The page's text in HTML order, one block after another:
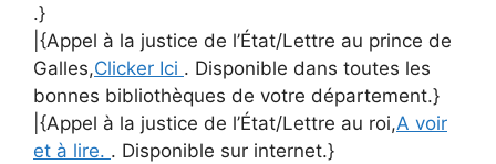
.}
|{Appel à la justice de l’État/Lettre au prince de
Galles,Clicker Ici . Disponible dans toutes les
bonnes bibliothèques de votre département.}
|{Appel à la justice de l’État/Lettre au roi,A voir
et à lire. . Disponible sur internet.}